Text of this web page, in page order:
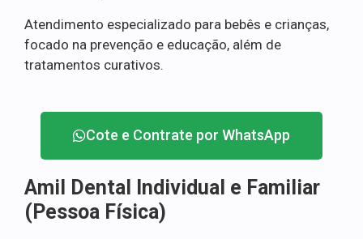
Atendimento especializado para bebês e crianças,
focado na prevenção e educação, além de
tratamentos curativos.
Cote e Contrate por WhatsApp
Amil Dental Individual e Familiar
(Pessoa Física)